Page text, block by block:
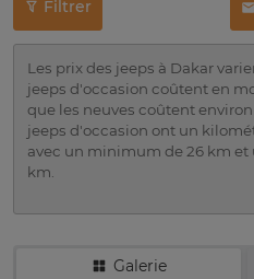
Filtrer
Les prix des jeeps à Dakar
jeeps d'occasion coûtent en
que les neuves coûtent environ
jeeps d'occasion ont un
avec un minimum de 26 km et
km.
Galerie